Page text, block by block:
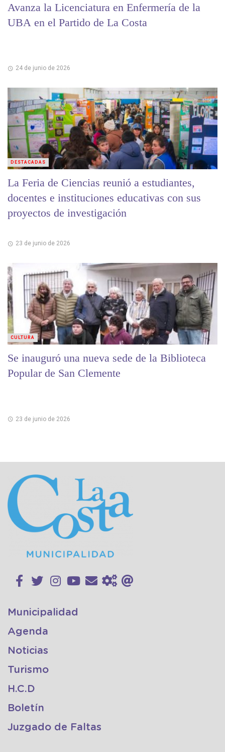
Avanza la Licenciatura en Enfermería de la
UBA en el Partido de La Costa
24 de junio de 2026
La Feria de Ciencias reunió a estudiantes,
docentes e instituciones educativas con sus
proyectos de investigación
23 de junio de 2026
DESTACADAS
Se inauguró una nueva sede de la Biblioteca
Popular de San Clemente
23 de junio de 2026
CULTURA
Municipalidad
Agenda
Noticias
Turismo
H.C.D
Boletín
Juzgado de Faltas